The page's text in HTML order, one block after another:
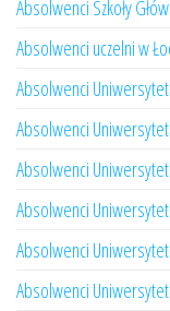
Absolwenci Szkoły
Absolwenci uczelni w
Absolwenci
Absolwenci
Absolwenci
Absolwenci
Absolwenci
Absolwenci